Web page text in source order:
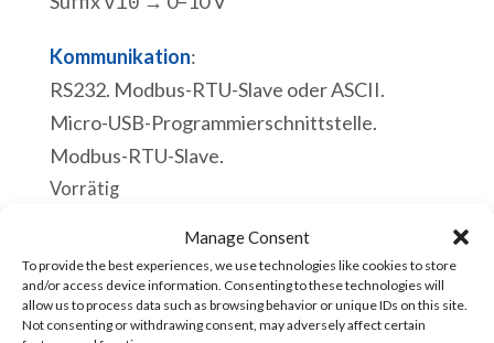
Manage Consent
To provide the best experiences, we use technologies like cookies to store
and/or access device information. Consenting to these technologies will
allow us to process data such as browsing behavior or unique IDs on this site.
Not consenting or withdrawing consent, may adversely affect certain
Kommunikation:
RS232. Modbus-RTU-Slave oder ASCII.
Micro-USB-Programmierschnittstelle.
Modbus-RTU-Slave.
Vorrätig
5150v10
SPS
In den Warenkorb